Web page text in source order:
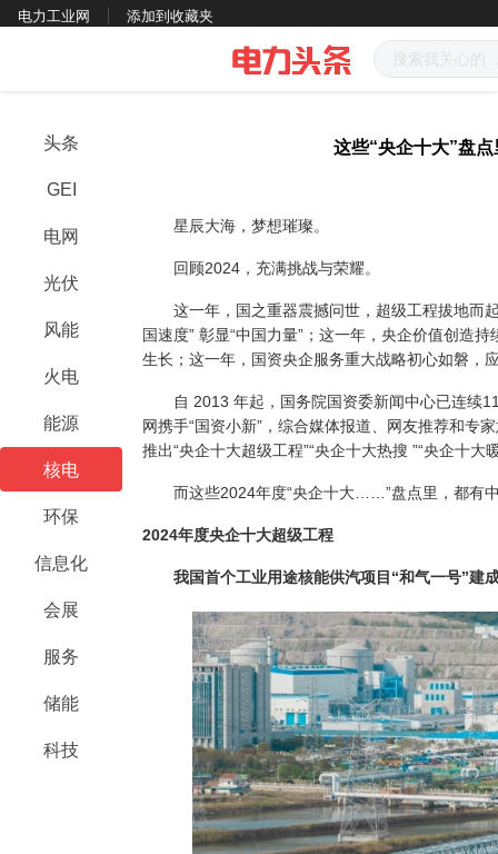
电力工业网 添加到收藏夹
头条
GEI
电网
光伏
风能
火电
能源
核电
环保
信息化
会展
服务
储能
科技
这些“央企十大”盘
星辰大海，梦想璀璨。
回顾2024 ，充满挑战与荣耀。
这一年，国之重器震撼问世，超级工程拔地而
国速度” 彰显“中国力量”；这一年，央企价值创造
生长；这一年，国资央企服务重大战略初心如磐
自 2013 年起，国务院国资委新闻中心已连续
网携手“国资小新”，综合媒体报道、网友推荐和专
推出“央企十大超级工程”“央企十大热搜 ”“央企十大
而这些2024年度“央企十大……”盘点里，都有
2024年度央企十大超级工程
我国首个工业用途核能供汽项目“和气一号”建